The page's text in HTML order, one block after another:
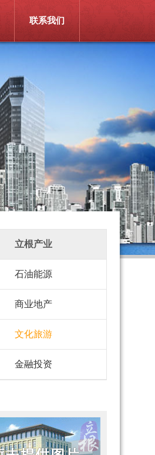
联系我们
立根产业
石油能源
商业地产
文化旅游
金融投资